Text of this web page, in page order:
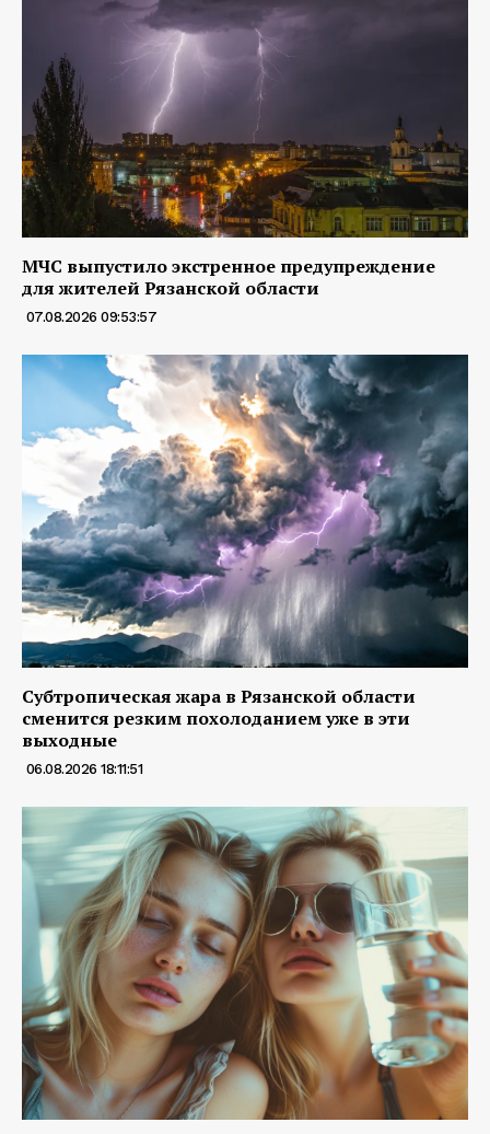
МЧС выпустило экстренное предупреждение
для жителей Рязанской области
07.08.2026 09:53:57
Субтропическая жара в Рязанской области
сменится резким похолоданием уже в эти
выходные
06.08.2026 18:11:51